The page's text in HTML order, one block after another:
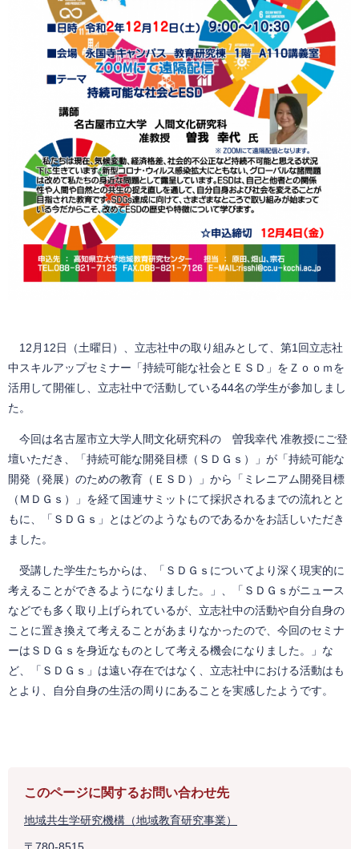
12月12日（土曜日）、立志社中の取り組みとして、第1回立志社
中スキルアップセミナー「持続可能な社会とＥＳＤ」をＺｏｏｍを
活用して開催し、立志社中で活動している44名の学生が参加しまし
た。
今回は名古屋市立大学人間文化研究科の 曽我幸代 准教授にご登
壇いただき、「持続可能な開発目標（ＳＤＧｓ）」が「持続可能な
開発（発展）のための教育（ＥＳＤ）」から「ミレニアム開発目標
（ＭＤＧｓ）」を経て国連サミットにて採択されるまでの流れとと
もに、「ＳＤＧｓ」とはどのようなものであるかをお話しいただき
ました。
受講した学生たちからは、「ＳＤＧｓについてより深く現実的に
考えることができるようになりました。」、「ＳＤＧｓがニュース
などでも多く取り上げられているが、立志社中の活動や自分自身の
ことに置き換えて考えることがあまりなかったので、今回のセミナ
ーはＳＤＧｓを身近なものとして考える機会になりました。」な
ど、「ＳＤＧｓ」は遠い存在ではなく、立志社中における活動はも
とより、自分自身の生活の周りにあることを実感したようです。
このページに関するお問い合わせ先
地域共生学研究機構（地域教育研究事業）